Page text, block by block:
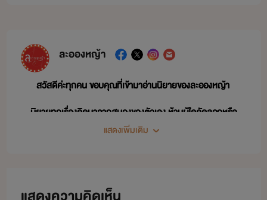
ละอองหญ้า
สวัสดีค่ะทุกคน ขอบคุณที่เข้ามาอ่านนิยายของละอองหญ้า
นิยายทุกเรื่องคิดมาจากสมองของตัวเอง ห้ามผู้ใดคัดลอกหรือ
ดัดแปลงเนื้อหาเด็ดขาด
ส่วนใหญ่จะเป็นแนวไม่เครียด ดราม่าไม่เยอะ พ่อแม่ลูก Feel good
แสดงเพิ่มเติม